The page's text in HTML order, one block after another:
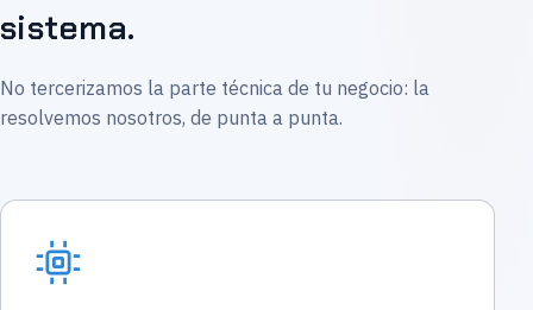
sistema.
No tercerizamos la parte técnica de tu negocio: la
resolvemos nosotros, de punta a punta.